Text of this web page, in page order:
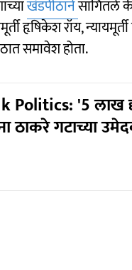
खंडपीठानेसांगितले
हृषिकेश रॉय,
समावेश होता.
Politics: '5 लाख
ठाकरे गटाच्या